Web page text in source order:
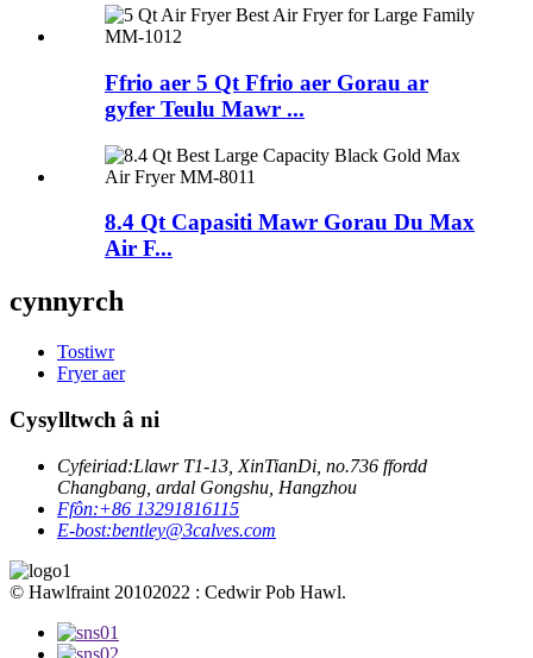
Ffrio aer 5 Qt Ffrio aer Gorau ar
gyfer Teulu Mawr ...
8.4 Qt Capasiti Mawr Gorau Du Max
Air F...
cynnyrch
Tostiwr
Fryer aer
Cysylltwch â ni
Cyfeiriad:Llawr T1-13, XinTianDi, no.736 ffordd
Changbang, ardal Gongshu, Hangzhou
Ffôn:+86 13291816115
E-bost:bentley@3calves.com
© Hawlfraint 20102022 : Cedwir Pob Hawl.